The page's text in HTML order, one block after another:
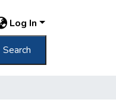
Log In
Search